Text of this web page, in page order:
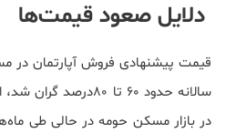
دلایل صعود قیمت‌ها
قیمت پیشنهادی فروش آپارتمان در
سالانه حدود 60 تا
در بازار مسکن حومه در حالی طی